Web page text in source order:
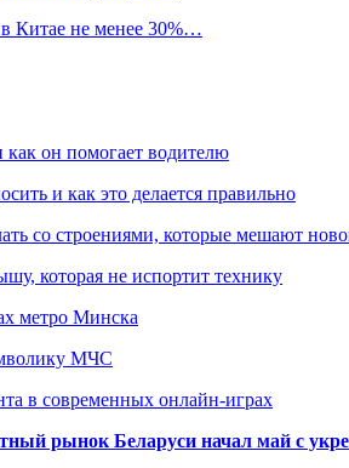
Китае не менее 30%…
он помогает водителю
и как это делается правильно
со строениями, которые мешают
которая не испортит технику
метро Минска
МЧС
в современных онлайн-играх
рынок Беларуси начал май с